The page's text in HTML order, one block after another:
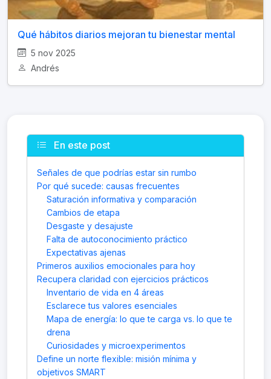
Qué hábitos diarios mejoran tu bienestar mental
5 nov 2025
Andrés
En este post
Señales de que podrías estar sin rumbo
Por qué sucede: causas frecuentes
Saturación informativa y comparación
Cambios de etapa
Desgaste y desajuste
Falta de autoconocimiento práctico
Expectativas ajenas
Primeros auxilios emocionales para hoy
Recupera claridad con ejercicios prácticos
Inventario de vida en 4 áreas
Esclarece tus valores esenciales
Mapa de energía: lo que te carga vs. lo que te
drena
Curiosidades y microexperimentos
Define un norte flexible: misión mínima y
objetivos SMART